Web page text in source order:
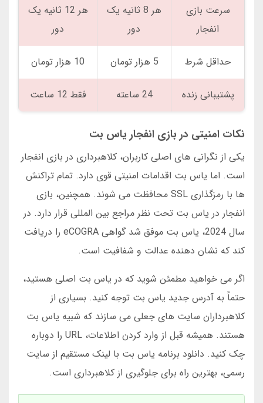
سرعت بازی
انفجار
هر 8 ثانیه یک
دور
هر 12 ثانیه یک
دور
حداقل شرط 5 هزار تومان 10 هزار تومان
پشتیبانی زنده 24 ساعته فقط 12 ساعت
نکات امنیتی در بازی انفجار یاس بت
یکی از نگرانی های اصلی کاربران، کلاهبرداری در بازی انفجار
است. اما یاس بت اقدامات امنیتی قوی دارد. تمام تراکنش
ها با رمزگذاری SSL محافظت می شوند. همچنین، بازی
انفجار در یاس بت تحت نظر مراجع بین المللی قرار دارد. در
سال 2024، یاس بت موفق شد گواهی eCOGRA را دریافت
کند که نشان دهنده عدالت و شفافیت است.
اگر می خواهید مطمئن شوید که در یاس بت اصلی هستید،
حتماً به آدرس جدید یاس بت توجه کنید. بسیاری از
کلاهبرداران سایت های جعلی می سازند که شبیه یاس بت
هستند. همیشه قبل از وارد کردن اطلاعات، URL را دوباره
چک کنید. دانلود برنامه یاس بت با لینک مستقیم از سایت
رسمی، بهترین راه برای جلوگیری از کلاهبرداری است.